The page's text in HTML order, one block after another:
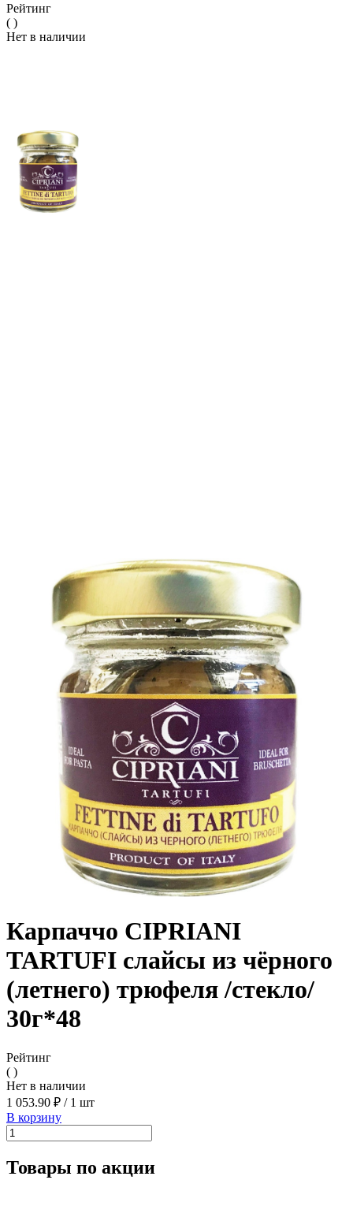
Рейтинг
( )
Нет в наличии
Карпаччо CIPRIANI
TARTUFI слайсы из чёрного
(летнего) трюфеля /стекло/
30г*48
Рейтинг
( )
Нет в наличии
1 053.90 ₽ /1 шт
В корзину
Товары по акции